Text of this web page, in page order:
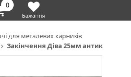
для металевих карнизів
Закінчення Діва 25мм антик
0
Бажання